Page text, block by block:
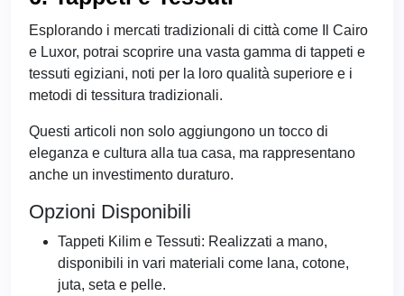
Esplorando i mercati tradizionali di città come Il Cairo
e Luxor, potrai scoprire una vasta gamma di tappeti e
tessuti egiziani, noti per la loro qualità superiore e i
metodi di tessitura tradizionali.
Questi articoli non solo aggiungono un tocco di
eleganza e cultura alla tua casa, ma rappresentano
anche un investimento duraturo.
Opzioni Disponibili
Tappeti Kilim e Tessuti: Realizzati a mano,
disponibili in vari materiali come lana, cotone,
juta, seta e pelle.